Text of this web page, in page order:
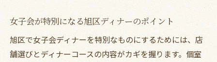
女子会が特別になる旭区ディナーのポイント
旭区で女子会ディナーを特別なものにするためには、店
舗選びとディナーコースの内容がカギを握ります。個室